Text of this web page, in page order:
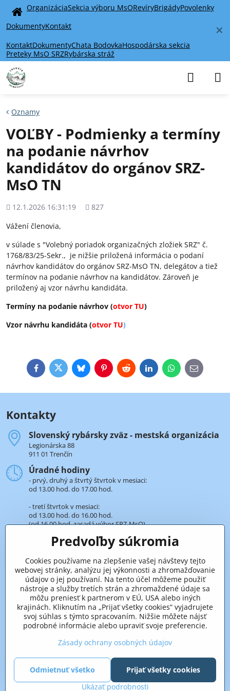
✕
Home
OrganizáciaSekcia výboru MsORevíryBrigádyPovolenky
DokumentyKontakt
KontaktDokumentyChata BodovkaHospodárska sekcia
Preteky MsO SRZRybárska stráž
Oznamy
VOĽBY - Podmienky a termíny
na podanie návrhov
kandidátov do orgánov SRZ-
MsO TN
Pridané
12.1.2026 16:31:19
Počet
827
Vážení členovia,
v súlade s "Volebný poriadok organizačných zložiek SRZ" č.
1768/83/25-Sekr., je nižšie priložená informácia o podaní
návrhov kandidátov do orgánov SRZ-MsO TN, delegátov a tiež
termínov na podanie návrhov na kandidátov. Zároveň je
priložený aj vzor návrhu kandidáta.
Termíny na podanie návrhov (otvor TU)
Vzor návrhu kandidáta (otvor TU)
FacebookTwitterBlueskyPinterestRedditLinkedInWhatsApp
E-
mail
Kontakty
Slovenský rybársky zväz - mestská organizácia
Legionárska 88
911 01 Trenčín
Úradné hodiny
- prvý, druhý a štvrtý štvrtok v mesiaci:
od 13.00 hod. do 17.00 hod.
- tretí štvrtok v mesiaci:
od 13.00 hod. do 16.00 hod.
(od 16.00 hod. zasadá výbor SRZ-MsO).
+421 32 652 59 25
Pridaje sa k nám aj na sieťach
Facebook
©2026
Copyright
Predvoľby súkromiaZásady ochrany osobných údajov
Predvoľby súkromia
Cookies používame na zlepšenie vašej návštevy tejto
webovej stránky, analýzu jej výkonnosti a zhromažďovanie
údajov o jej používaní. Na tento účel môžeme použiť
nástroje a služby tretích strán a zhromaždené údaje sa
môžu preniesť k partnerom v EÚ, USA alebo iných
krajinách. Kliknutím na „Prijať všetky cookies“ vyjadrujete
svoj súhlas s týmto spracovaním. Nižšie môžete nájsť
podrobné informácie alebo upraviť svoje preferencie.
Zásady ochrany osobných údajov
Ukázať podrobnosti
Prijať všetky cookies
Odmietnuť všetko